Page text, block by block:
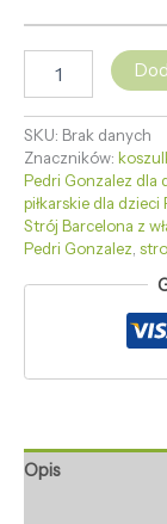
SKU: Brak danych
Znaczników:
Pedri Gonzalez dla
piłkarskie dla dzieci
Strój Barcelona z
Pedri Gonzalez,
Opis